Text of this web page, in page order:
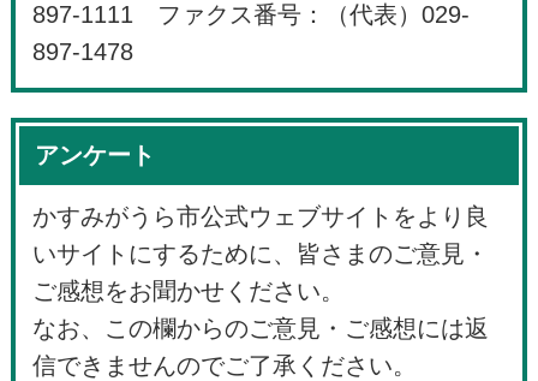
897-1111 ファクス番号：（代表）029-
897-1478
アンケート
かすみがうら市公式ウェブサイトをより良
いサイトにするために、皆さまのご意見・
ご感想をお聞かせください。
なお、この欄からのご意見・ご感想には返
信できませんのでご了承ください。